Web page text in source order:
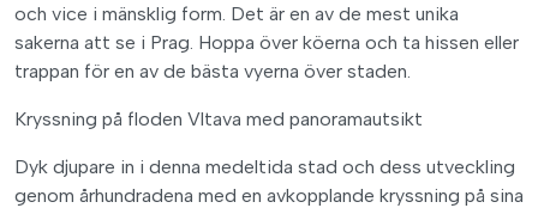
och vice i mänsklig form. Det är en av de mest unika
sakerna att se i Prag. Hoppa över köerna och ta hissen eller
trappan för en av de bästa vyerna över staden.
Kryssning på floden Vltava med panoramautsikt
Dyk djupare in i denna medeltida stad och dess utveckling
genom århundradena med en avkopplande kryssning på sina